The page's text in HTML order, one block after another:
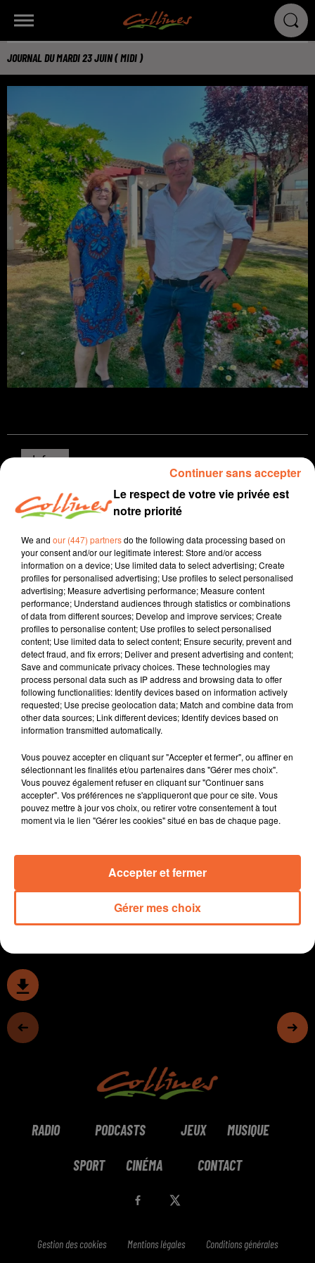
JOURNAL DU MARDI 23 JUIN ( MIDI )
Infos
23 juin 2026 - 14 min 19 sec
JOURNAL DU MARDI 23 JUIN ( MIDI )
Patrice Bémanangy
L'info près de chez vous
La canicule toujours en une de l'actualité : on s'adapte
dans tous les milieux pour faire face à ces grosses
chaleurs.
Avec ces températures élevées, on recherche la
fraicheur ce qui peut conduire à de vives tensions
comme ce fût le cas en fin de semaine dernière au plan
d'eau de Verruyes en gâtine.
La colère d'Emmanuelle Ménard maire de Bressuire
suite à la fermeture annoncée de trois classe en
Dans le cadre de sa campagne pour les sénatoriales,
Nathalie Lanzi était à Bressuire samedi dernier,
l'occasion de présenter son suppléant Christophe
Godet le maire de La Petite Boissière ( photo ).
" Ciné'Raconte " un projet cinéma mené par des élèves
RADIO PODCASTS JEUX MUSIQUE
SPORT CINÉMA CONTACT
Gestion des cookies Mentions légales Conditions générales
Le respect de votre vie privée est
notre priorité
We and our (447) partnersdo the following data processing based on
your consent and/or our legitimate interest: Store and/or access
information on a device; Use limited data to select advertising; Create
profiles for personalised advertising; Use profiles to select personalised
advertising; Measure advertising performance; Measure content
performance; Understand audiences through statistics or combinations
of data from different sources; Develop and improve services; Create
profiles to personalise content; Use profiles to select personalised
content; Use limited data to select content; Ensure security, prevent and
detect fraud, and fix errors; Deliver and present advertising and content;
Save and communicate privacy choices. These technologies may
process personal data such as IP address and browsing data to offer
following functionalities: Identify devices based on information actively
requested; Use precise geolocation data; Match and combine data from
other data sources; Link different devices; Identify devices based on
information transmitted automatically.
Vous pouvez accepter en cliquant sur "Accepter et fermer", ou affiner en
sélectionnant les finalités et/ou partenaires dans "Gérer mes choix".
Vous pouvez également refuser en cliquant sur "Continuer sans
accepter". Vos préférences ne s'appliqueront que pour ce site. Vous
pouvez mettre à jour vos choix, ou retirer votre consentement à tout
moment via le lien "Gérer les cookies" situé en bas de chaque page.
Gérer mes choix
Accepter et fermer
Continuer sans accepter